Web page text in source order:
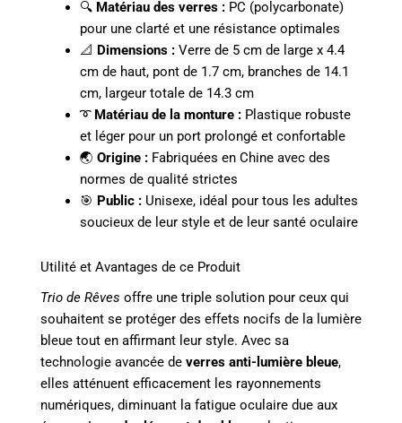
🔍 Matériau des verres :PC (polycarbonate)
pour une clarté et une résistance optimales
📐 Dimensions :Verre de 5 cm de large x 4.4
cm de haut, pont de 1.7 cm, branches de 14.1
cm, largeur totale de 14.3 cm
➰ Matériau de la monture :Plastique robuste
et léger pour un port prolongé et confortable
🌏 Origine :Fabriquées en Chine avec des
normes de qualité strictes
🎯 Public :Unisexe, idéal pour tous les adultes
soucieux de leur style et de leur santé oculaire
Utilité et Avantages de ce Produit
Trio de Rêves offre une triple solution pour ceux qui
souhaitent se protéger des effets nocifs de la lumière
bleue tout en affirmant leur style. Avec sa
technologie avancée de verres anti-lumière bleue,
elles atténuent efficacement les rayonnements
numériques, diminuant la fatigue oculaire due aux